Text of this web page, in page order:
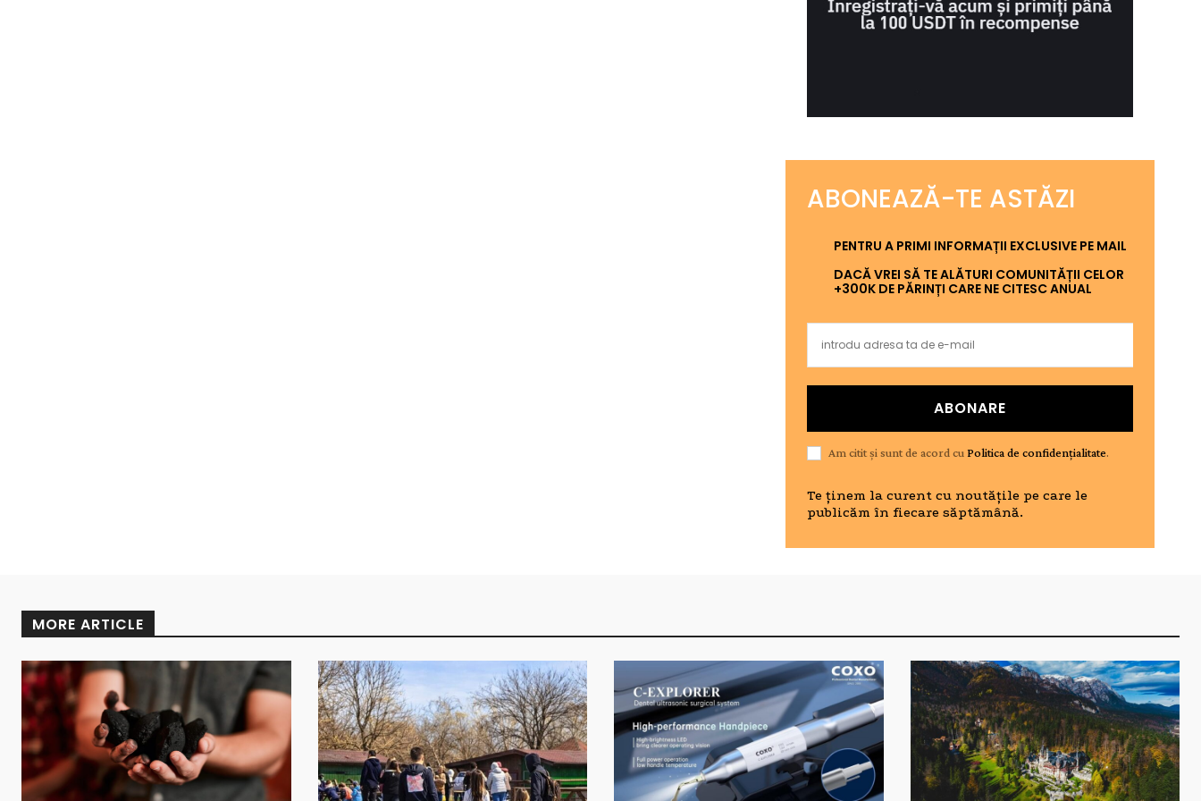
ABONEAZĂ-TE ASTĂZI
PENTRU A PRIMI INFORMAȚII EXCLUSIVE PE MAIL
DACĂ VREI SĂ TE ALĂTURI COMUNITĂȚII CELOR
+300K DE PĂRINȚI CARE NE CITESC ANUAL
ABONARE
Am citit și sunt de acord cuPolitica de confidențialitate.
Te ținem la curent cu noutățile pe care le
publicăm în fiecare săptămână.
MORE ARTICLE